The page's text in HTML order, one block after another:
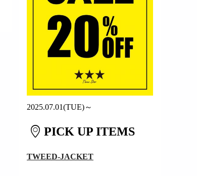
2025.07.01(TUE)～
PICK UP ITEMS
TWEED-JACKET